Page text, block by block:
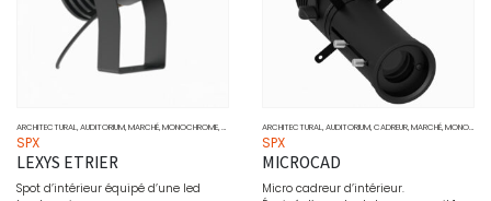
ARCHITECTURAL,AUDITORIUM,MARCHÉ,MONOCHROME,MUSÉO PONCTUEL,PROJECTEURS,SOURCE
SPX
LEXYS ETRIER
Spot d’intérieur équipé d’une led
ARCHITECTURAL,AUDITORIUM,CADREUR,MARCHÉ,MONOCHROME
SPX
MICROCAD
Micro cadreur d’intérieur.